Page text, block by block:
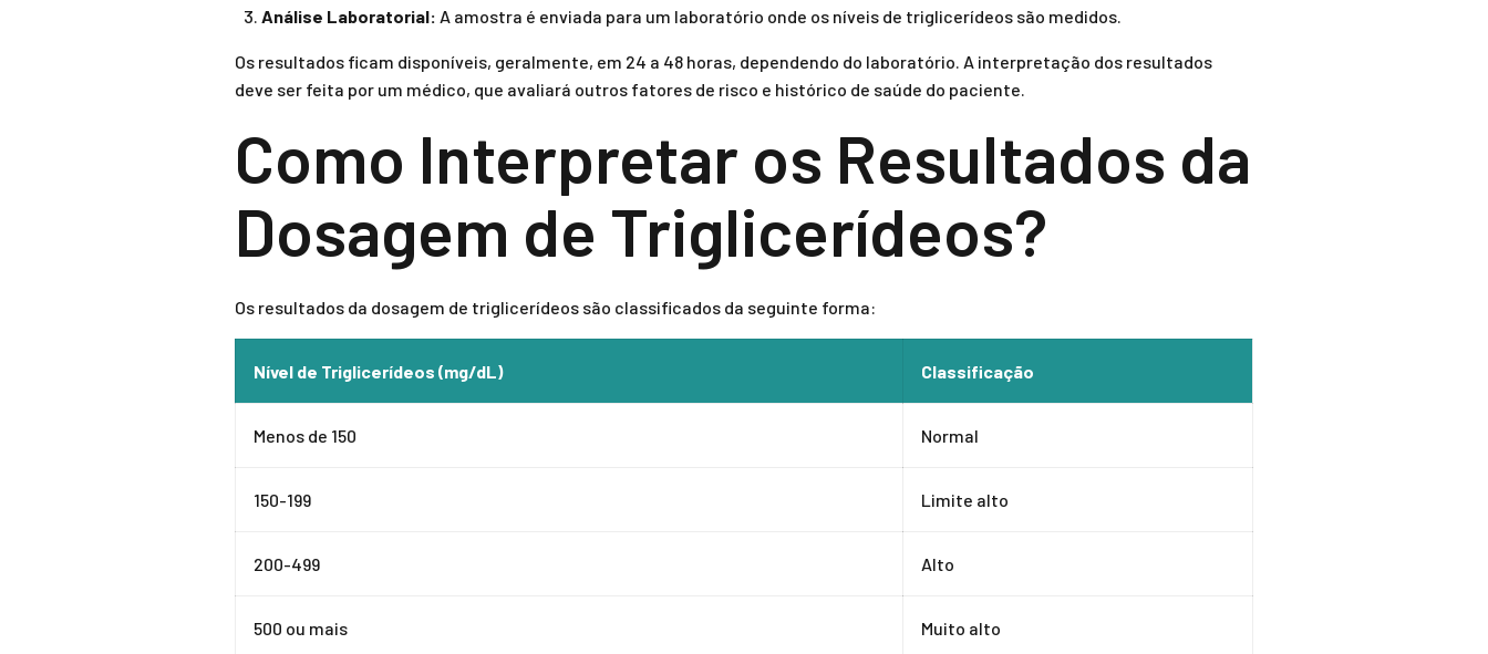
Análise Laboratorial: A amostra é enviada para um laboratório onde os níveis de triglicerídeos são medidos.
Os resultados ficam disponíveis, geralmente, em 24 a 48 horas, dependendo do laboratório. A interpretação dos resultados
deve ser feita por um médico, que avaliará outros fatores de risco e histórico de saúde do paciente.
Como Interpretar os Resultados da
Dosagem de Triglicerídeos?
Os resultados da dosagem de triglicerídeos são classificados da seguinte forma:
Nível de Triglicerídeos (mg/dL) Classificação
Menos de 150 Normal
150-199 Limite alto
200-499 Alto
500 ou mais Muito alto